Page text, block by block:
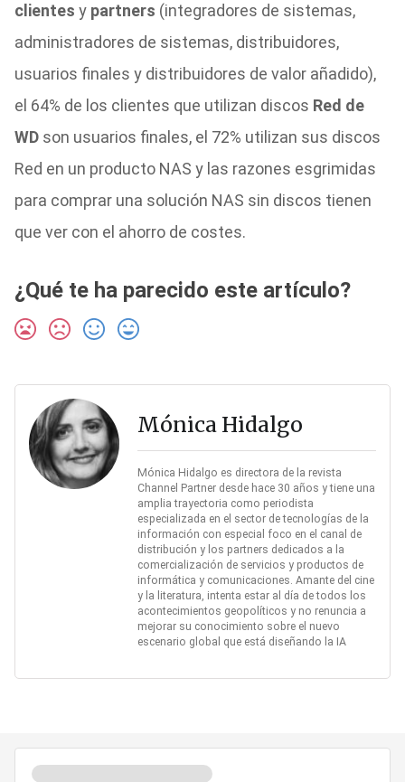
clientes y partners (integradores de sistemas,
administradores de sistemas, distribuidores,
usuarios finales y distribuidores de valor añadido),
el 64% de los clientes que utilizan discos Red de
WD son usuarios finales, el 72% utilizan sus discos
Red en un producto NAS y las razones esgrimidas
para comprar una solución NAS sin discos tienen
que ver con el ahorro de costes.
¿Qué te ha parecido este artículo?
Mónica Hidalgo
Mónica Hidalgo es directora de la revista
Channel Partner desde hace 30 años y tiene una
amplia trayectoria como periodista
especializada en el sector de tecnologías de la
información con especial foco en el canal de
distribución y los partners dedicados a la
comercialización de servicios y productos de
informática y comunicaciones. Amante del cine
y la literatura, intenta estar al día de todos los
acontecimientos geopolíticos y no renuncia a
mejorar su conocimiento sobre el nuevo
escenario global que está diseñando la IA